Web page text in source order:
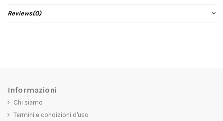
Reviews(0)
Informazioni
Chi siamo
Termini e condizioni d'uso